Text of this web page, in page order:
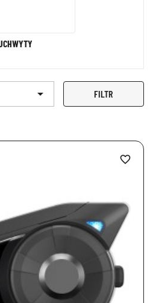
 FILTR
favorite_border